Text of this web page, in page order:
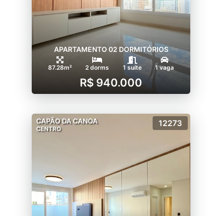
APARTAMENTO 02 DORMITÓRIOS
87.28m² 2 dorms 1 suíte 1 vaga
R$ 940.000
CAPÃO DA CANOA
CENTRO
12273